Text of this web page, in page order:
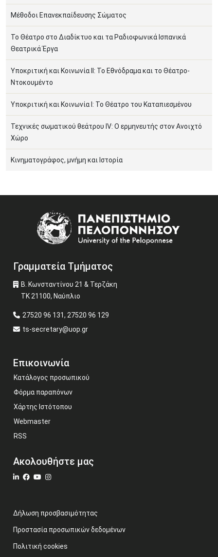
Μέθοδοι Επανεκπαίδευσης Σώματος
Το Θέατρο στο Διαδίκτυο και τα Ραδιοφωνικά Ισπανικά
Θεατρικά Έργα
Υποκριτική και Κοινωνία ΙΙ: Το Εθνόδραμα και το Θέατρο-
Ντοκουμέντο
Υποκριτική και Κοινωνία Ι: Το Θέατρο του Καταπιεσμένου
Τεχνικές σωματικού θεάτρου ΙV: Ο ερμηνευτής στον Ανοιχτό
Χώρο
Κινηματογράφος, μνήμη και Ιστορία
Γραμματεία Τμήματος
Β. Κωνσταντίνου 21 & Τερζάκη
ΤΚ 21100, Ναύπλιο
27520 96 131, 27520 96 129
ts-secretary@uop.gr
Επικοινωνία
Κατάλογος προσωπικού
Φόρμα παραπόνων
Χάρτης Ιστότοπου
Webmaster
RSS
Ακολουθήστε μας
Δήλωση προσβασιμότητας
Προστασία προσωπικών δεδομένων
Πολιτική cookies